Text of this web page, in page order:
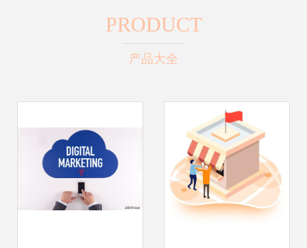
PRODUCT
产品大全